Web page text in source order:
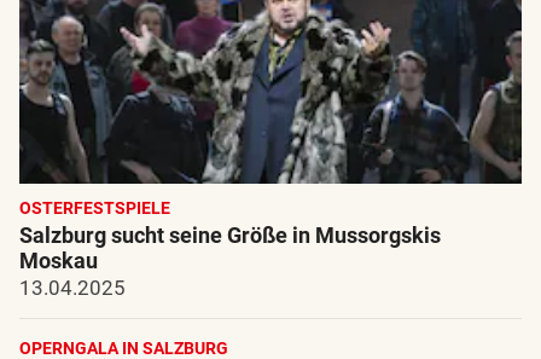
OSTERFESTSPIELE
Salzburg sucht seine Größe in Mussorgskis
Moskau
13.04.2025
OPERNGALA IN SALZBURG